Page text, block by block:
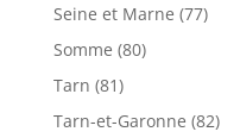
Seine et Marne (77)
Somme (80)
Tarn (81)
Tarn-et-Garonne (82)